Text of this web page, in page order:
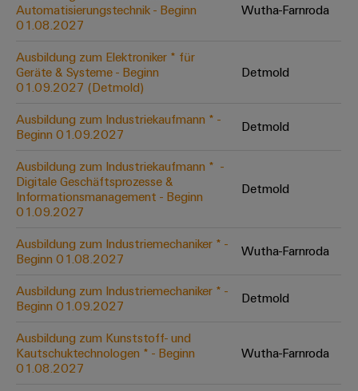
Verbindungslösungen
für
Konventionelle
Energieerzeugung
Zukunftssicherheit
für
bewährte
Maschinenbau
Lösungen
für
verschiedene
Segmente
der
und
Fabrikautomation
Öl
&
Systeme
Lösungen
Dezentrale
Automatisierung
Lösungen
IIoT
&
Automation
Software
Industrial
Industrial
Automation
Elektronikgehäuse
Blitz-
und
Überspannungsschutz
PV
Feldbusverteiler
Automatisierung
&
Software
I/O-
Systeme
Technischer
Support
Umweltbezogene
Produktkonformität
Engineering
Daten
Technische
Produktkataloge
Reparatur
und
Ersatzteile
Trainings
Webinare
PSIRT
Pressekontakt
Unsere
IIoT
and
Partner
Netzwerk
IIoT
Automation
Solution
Offene
Ausbildungs-
und
Studienplätze
Aktuelle
Termine
Workshops
für
Schulklassen
Automatisierungstechnik - Beginn
01.08.2027
Wutha-Farnroda
Ausbildung zum Elektroniker * für
Geräte & Systeme - Beginn
01.09.2027 (Detmold)
Detmold
Ausbildung zum Industriekaufmann * -
Beginn 01.09.2027
Detmold
Ausbildung zum Industriekaufmann * ​ -
Digitale Geschäftsprozesse &
Informationsmanagement - Beginn
01.09.2027
Detmold
Ausbildung zum Industriemechaniker * -
Beginn 01.08.2027
Wutha-Farnroda
Ausbildung zum Industriemechaniker * -
Beginn 01.09.2027
Detmold
Ausbildung zum Kunststoff- und
Kautschuktechnologen * - Beginn
01.08.2027
Wutha-Farnroda